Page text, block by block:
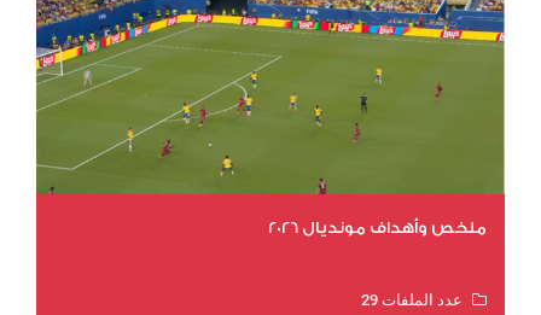
ملخص وأهداف مونديال 2026
عدد الملفات 29